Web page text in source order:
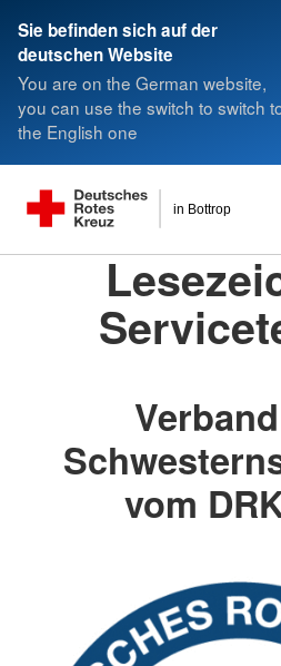
Sie befinden sich auf der
deutschen Website
You are on the German website,
you can use the switch to switch
the English one
in Bottrop
vom